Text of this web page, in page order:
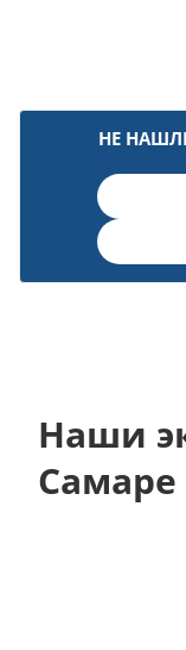
НЕ
Наши
Самаре